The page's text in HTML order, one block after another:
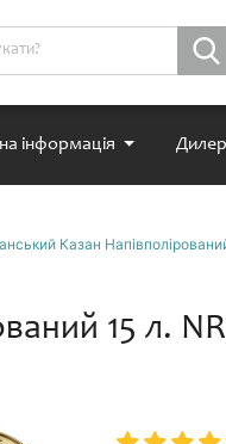
інформація
Казан
15 л.